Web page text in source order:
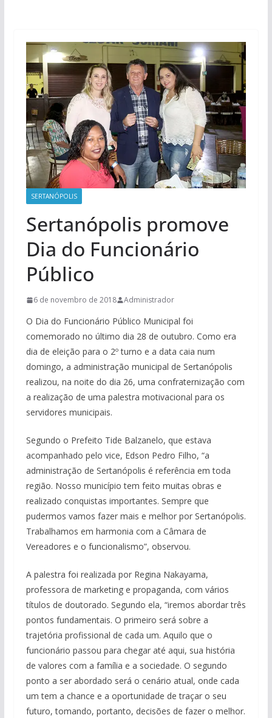
SERTANÓPOLIS
Sertanópolis promove
Dia do Funcionário
Público
6 de novembro de 2018 Administrador
O Dia do Funcionário Público Municipal foi
comemorado no último dia 28 de outubro. Como era
dia de eleição para o 2º turno e a data caia num
domingo, a administração municipal de Sertanópolis
realizou, na noite do dia 26, uma confraternização com
a realização de uma palestra motivacional para os
servidores municipais.
Segundo o Prefeito Tide Balzanelo, que estava
acompanhado pelo vice, Edson Pedro Filho, “a
administração de Sertanópolis é referência em toda
região. Nosso município tem feito muitas obras e
realizado conquistas importantes. Sempre que
pudermos vamos fazer mais e melhor por Sertanópolis.
Trabalhamos em harmonia com a Câmara de
Vereadores e o funcionalismo”, observou.
A palestra foi realizada por Regina Nakayama,
professora de marketing e propaganda, com vários
títulos de doutorado. Segundo ela, “iremos abordar três
pontos fundamentais. O primeiro será sobre a
trajetória profissional de cada um. Aquilo que o
funcionário passou para chegar até aqui, sua história
de valores com a família e a sociedade. O segundo
ponto a ser abordado será o cenário atual, onde cada
um tem a chance e a oportunidade de traçar o seu
futuro, tomando, portanto, decisões de fazer o melhor.